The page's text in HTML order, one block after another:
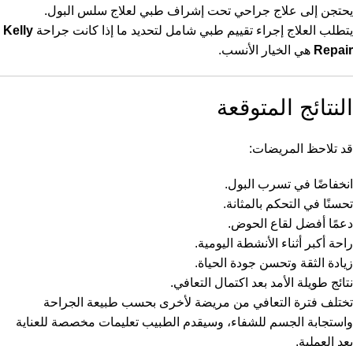
يحتجن إلى علاج جراحي تحت إشراف طبي لعلاج سلس البول.
يتطلب العلاج إجراء تقييم طبي شامل لتحديد ما إذا كانت جراحة Kelly
Repair هي الخيار الأنسب.
النتائج المتوقعة
قد تلاحظ المريضات:
انخفاضًا في تسرب البول.
تحسنًا في التحكم بالمثانة.
دعمًا أفضل لقاع الحوض.
راحة أكبر أثناء الأنشطة اليومية.
زيادة الثقة وتحسن جودة الحياة.
نتائج طويلة الأمد بعد اكتمال التعافي.
تختلف فترة التعافي من مريضة لأخرى بحسب طبيعة الجراحة
واستجابة الجسم للشفاء، وسيقدم الطبيب تعليمات مخصصة للعناية
بعد العملية.